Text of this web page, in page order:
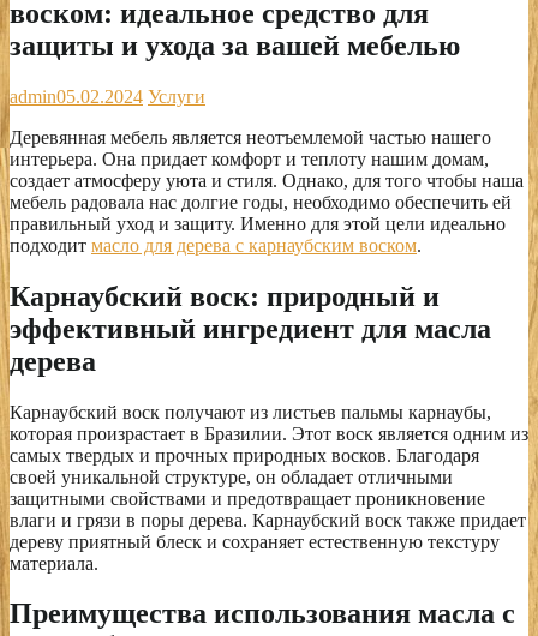
воском: идеальное средство для
защиты и ухода за вашей мебелью
admin05.02.2024 Услуги
Деревянная мебель является неотъемлемой частью нашего
интерьера. Она придает комфорт и теплоту нашим домам,
создает атмосферу уюта и стиля. Однако, для того чтобы наша
мебель радовала нас долгие годы, необходимо обеспечить ей
правильный уход и защиту. Именно для этой цели идеально
подходит масло для дерева с карнаубским воском.
Карнаубский воск: природный и
эффективный ингредиент для масла
дерева
Карнаубский воск получают из листьев пальмы карнаубы,
которая произрастает в Бразилии. Этот воск является одним из
самых твердых и прочных природных восков. Благодаря
своей уникальной структуре, он обладает отличными
защитными свойствами и предотвращает проникновение
влаги и грязи в поры дерева. Карнаубский воск также придает
дереву приятный блеск и сохраняет естественную текстуру
материала.
Преимущества использования масла с